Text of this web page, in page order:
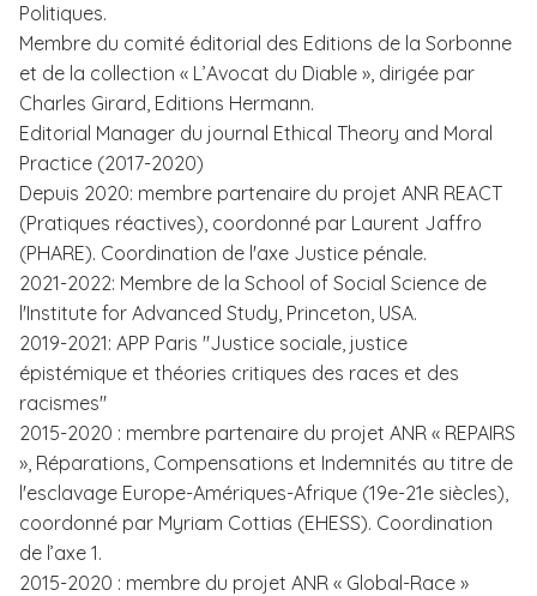
Politiques.
Membre du comité éditorial des Editions de la Sorbonne
et de la collection « L’Avocat du Diable », dirigée par
Charles Girard, Editions Hermann.
Editorial Manager du journal Ethical Theory and Moral
Practice (2017-2020)
Depuis 2020: membre partenaire du projet ANR REACT
(Pratiques réactives), coordonné par Laurent Jaffro
(PHARE). Coordination de l'axe Justice pénale.
2021-2022: Membre de la School of Social Science de
l'Institute for Advanced Study, Princeton, USA.
2019-2021: APP Paris "Justice sociale, justice
épistémique et théories critiques des races et des
racismes"
2015-2020 : membre partenaire du projet ANR « REPAIRS
», Réparations, Compensations et Indemnités au titre de
l'esclavage Europe-Amériques-Afrique (19e-21e siècles),
coordonné par Myriam Cottias (EHESS). Coordination
de l’axe 1.
2015-2020 : membre du projet ANR « Global-Race »